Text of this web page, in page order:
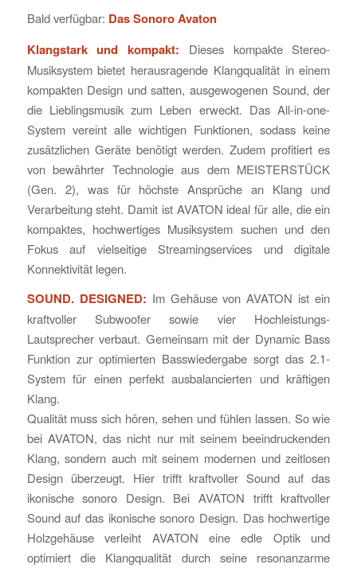
Bald verfügbar: Das Sonoro Avaton
Klangstark und kompakt: Dieses kompakte Stereo-
Musiksystem bietet herausragende Klangqualität in einem
kompakten Design und satten, ausgewogenen Sound, der
die Lieblingsmusik zum Leben erweckt. Das All-in-one-
System vereint alle wichtigen Funktionen, sodass keine
zusätzlichen Geräte benötigt werden. Zudem profitiert es
von bewährter Technologie aus dem MEISTERSTÜCK
(Gen. 2), was für höchste Ansprüche an Klang und
Verarbeitung steht. Damit ist AVATON ideal für alle, die ein
kompaktes, hochwertiges Musiksystem suchen und den
Fokus auf vielseitige Streamingservices und digitale
Konnektivität legen.
SOUND. DESIGNED: Im Gehäuse von AVATON ist ein
kraftvoller Subwoofer sowie vier Hochleistungs-
Lautsprecher verbaut. Gemeinsam mit der Dynamic Bass
Funktion zur optimierten Basswiedergabe sorgt das 2.1-
System für einen perfekt ausbalancierten und kräftigen
Klang.
Qualität muss sich hören, sehen und fühlen lassen. So wie
bei AVATON, das nicht nur mit seinem beeindruckenden
Klang, sondern auch mit seinem modernen und zeitlosen
Design überzeugt. Hier trifft kraftvoller Sound auf das
ikonische sonoro Design. Bei AVATON trifft kraftvoller
Sound auf das ikonische sonoro Design. Das hochwertige
Holzgehäuse verleiht AVATON eine edle Optik und
optimiert die Klangqualität durch seine resonanzarme